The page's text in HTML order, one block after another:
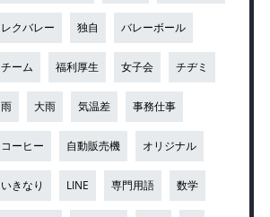
レクバレー 独自 バレーボール
チーム 福利厚生 女子会 チヂミ
雨 大雨 気温差 事務仕事
コーヒー 自動販売機 オリジナル
いきなり LINE 専門用語 数学